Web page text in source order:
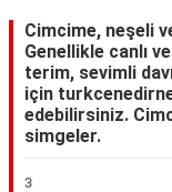
Cimcime, neşeli
Genellikle canlı
terim, sevimli
için
edebilirsiniz.
simgeler.
3